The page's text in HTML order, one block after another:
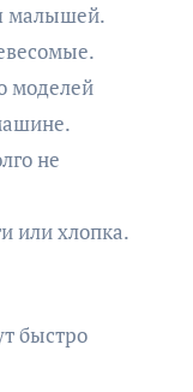
малышей.
моделей
не
или хлопка.
быстро